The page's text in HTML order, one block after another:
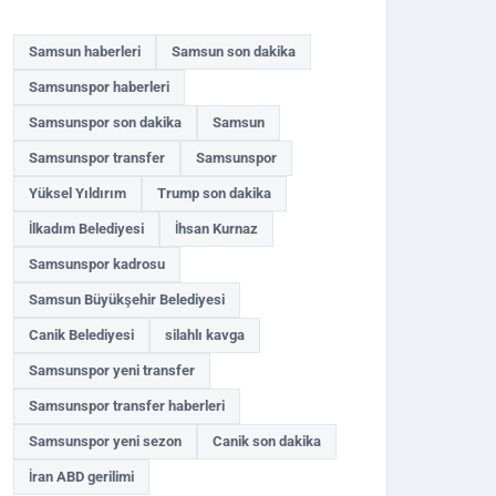
Samsun haberleri Samsun son dakika
Samsunspor haberleri
Samsunspor son dakika Samsun
Samsunspor transfer Samsunspor
Yüksel Yıldırım Trump son dakika
İlkadım Belediyesi İhsan Kurnaz
Samsunspor kadrosu
Samsun Büyükşehir Belediyesi
Canik Belediyesi silahlı kavga
Samsunspor yeni transfer
Samsunspor transfer haberleri
Samsunspor yeni sezon Canik son dakika
İran ABD gerilimi